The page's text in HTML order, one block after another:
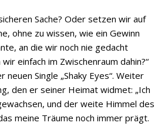
Sache? Oder setzen wir auf
ohne zu wissen, wie ein Gewinn
an die wir noch nie gedacht
einfach im Zwischenraum dahin?“
Single „Shaky Eyes“. Weiter
den er seiner Heimat widmet: „Ich
und der weite Himmel des
meine Träume noch immer prägt.